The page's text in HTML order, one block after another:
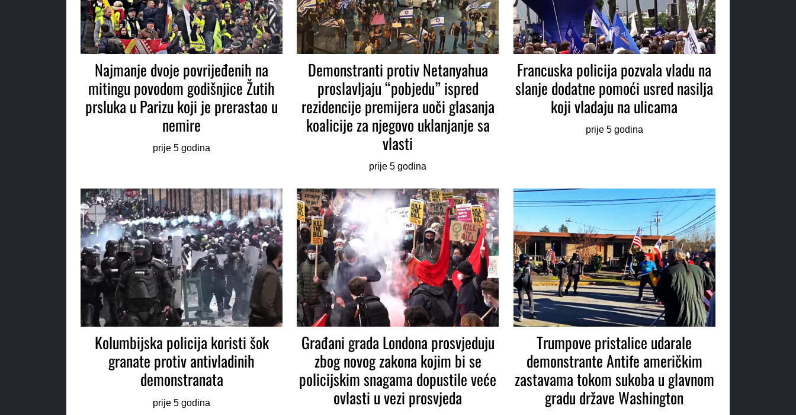
Najmanje dvoje povrijeđenih na
mitingu povodom godišnjice Žutih
prsluka u Parizu koji je prerastao u
nemire
prije 5 godina
Demonstranti protiv Netanyahua
proslavljaju “pobjedu” ispred
rezidencije premijera uoči glasanja
koalicije za njegovo uklanjanje sa
vlasti
prije 5 godina
Francuska policija pozvala vladu na
slanje dodatne pomoći usred nasilja
koji vladaju na ulicama
prije 5 godina
Kolumbijska policija koristi šok
granate protiv antivladinih
demonstranata
prije 5 godina
Građani grada Londona prosvjeduju
zbog novog zakona kojim bi se
policijskim snagama dopustile veće
ovlasti u vezi prosvjeda
Trumpove pristalice udarale
demonstrante Antife američkim
zastavama tokom sukoba u glavnom
gradu države Washington